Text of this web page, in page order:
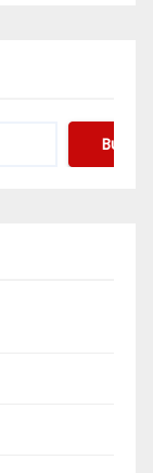
Buscar